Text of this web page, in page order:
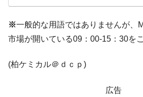
『Money1』
韓国「橋が落ちまし
ぎ」では。
『Money1』
営業利益80.2％も減少
日本の誇る海洋資源調査船『
※一般的な用語ではありませんが、
市場が開いている09：00-15：30を
(柏ケミカル＠ｄｃｐ)
広告